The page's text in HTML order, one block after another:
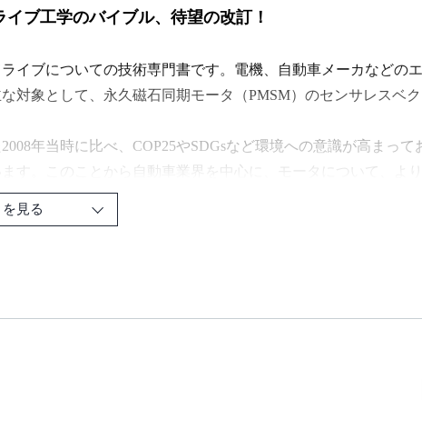
イブ工学のバイブル、待望の改訂！
イブについての技術専門書です。電機、自動車メーカなどの
対象として、永久磁石同期モータ（PMSM）のセンサレスベ
年当時に比べ、COP25やSDGsなど環境への意識が高まっ
ます。このことから自動車業界を中心に、モータについて、よ
社刊『永久磁石同期モータのベクトル制御技術 下巻—セン
見る